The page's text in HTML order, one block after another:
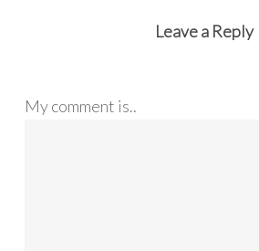
Leave a Reply
My comment is..